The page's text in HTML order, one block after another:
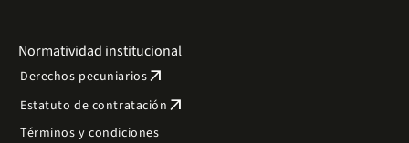
Normatividad institucional
Derechos pecuniariosarrow_outward
Estatuto de contratación arrow_outward
Términos y condiciones